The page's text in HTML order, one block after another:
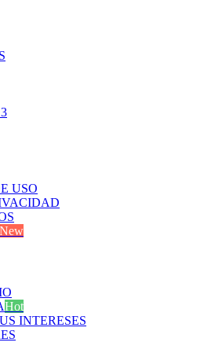
USO
New
Hot
INTERESES